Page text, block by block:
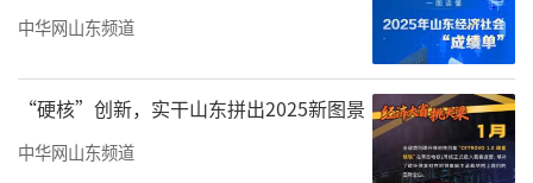
中华网山东频道
“硬核”创新，实干山东拼出2025新图景
中华网山东频道